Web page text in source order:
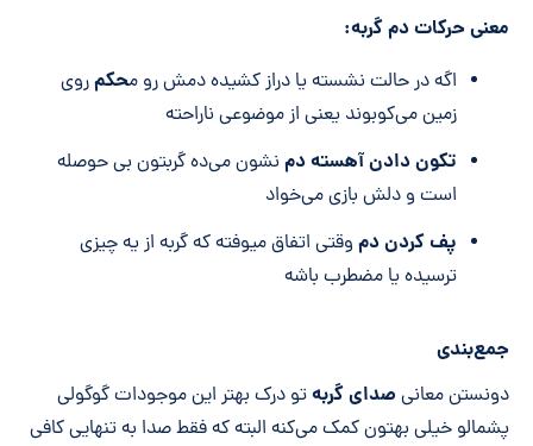
معنی حرکات دم گربه:
اگه در حالت نشسته یا دراز کشیده دمش رو محکمروی
زمین می‌کوبوند یعنی از موضوعی ناراحته
تکون دادن آهسته دم نشون می‌ده گربتون بی حوصله
است و دلش بازی می‌خواد
پف کردن دم وقتی اتفاق میوفته که گربه از یه چیزی
ترسیده یا مضطرب باشه
جمع‌بندی
دونستن معانی صدای گربهتو درک بهتر این موجودات گوگولی
پشمالو خیلی بهتون کمک می‌کنه البته که فقط صدا به تنهایی کافی